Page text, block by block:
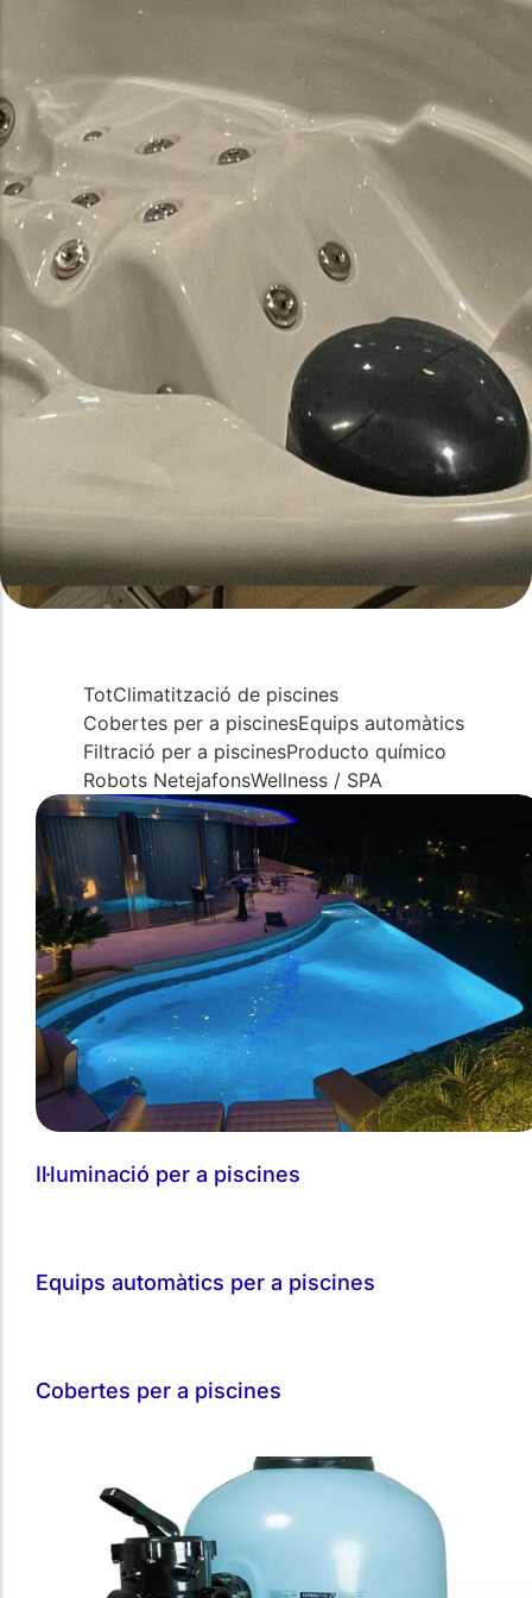
TotClimatització de piscines
Cobertes per a piscinesEquips automàtics
Filtració per a piscinesProducto químico
Robots NetejafonsWellness / SPA
Il·luminació per a piscines
Equips automàtics per a piscines
Cobertes per a piscines